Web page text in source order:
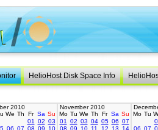
HelioHost Disk Space Info
2010
We Th Fr Sa Su
01
02 03
06 07 08 09
10
November 2010
Mo Tu We Th Fr Sa Su
01
02 03 04 05 06 07
08 09 10 11 12 13
14
Mo Tu
06 07